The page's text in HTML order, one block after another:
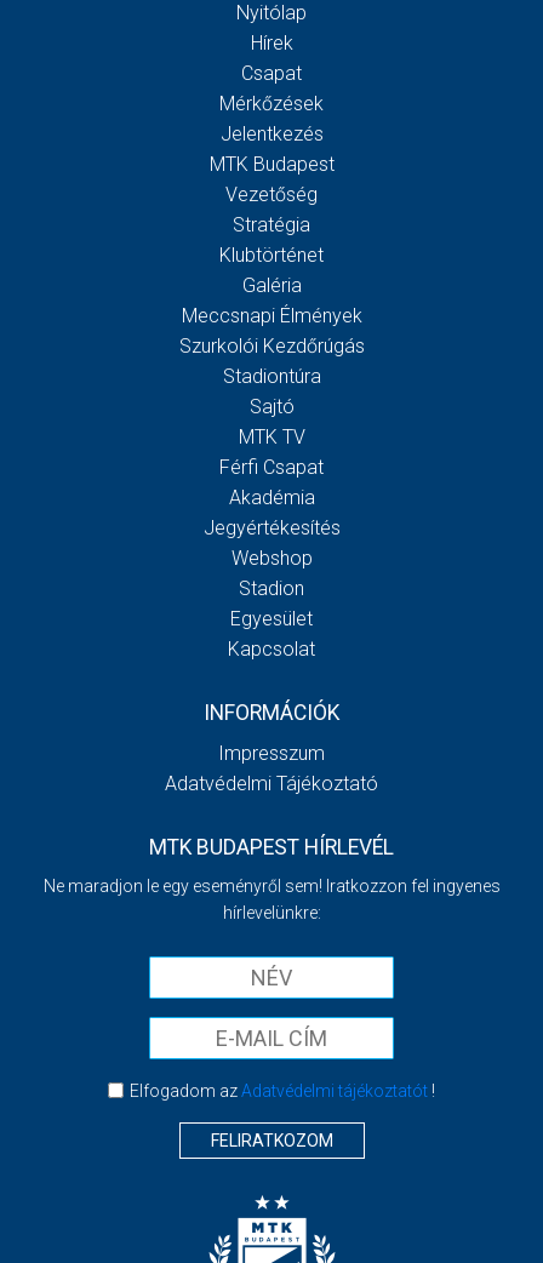
Nyitólap
Hírek
Csapat
Mérkőzések
Jelentkezés
MTK Budapest
Vezetőség
Stratégia
Klubtörténet
Galéria
Meccsnapi Élmények
Szurkolói Kezdőrúgás
Stadiontúra
Sajtó
MTK TV
Férfi Csapat
Akadémia
Jegyértékesítés
Webshop
Stadion
Egyesület
Kapcsolat
INFORMÁCIÓK
Impresszum
Adatvédelmi Tájékoztató
MTK BUDAPEST HÍRLEVÉL
Ne maradjon le egy eseményről sem! Iratkozzon fel ingyenes
hírlevelünkre:
Elfogadom azAdatvédelmi tájékoztatót!
FELIRATKOZOM